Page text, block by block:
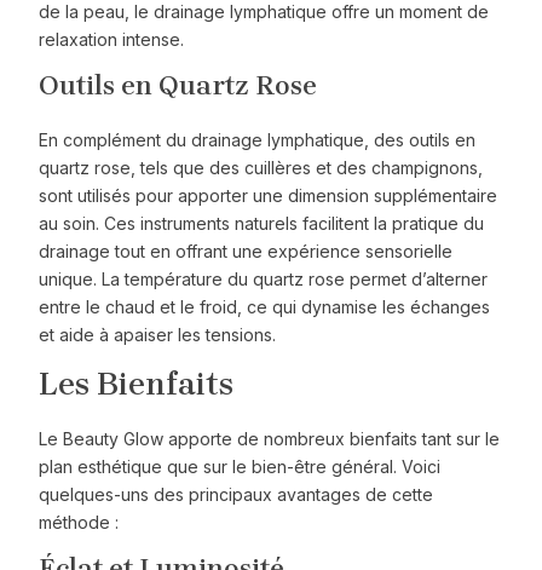
de la peau, le drainage lymphatique offre un moment de
relaxation intense.
Outils en Quartz Rose
En complément du drainage lymphatique, des outils en
quartz rose, tels que des cuillères et des champignons,
sont utilisés pour apporter une dimension supplémentaire
au soin. Ces instruments naturels facilitent la pratique du
drainage tout en offrant une expérience sensorielle
unique. La température du quartz rose permet d’alterner
entre le chaud et le froid, ce qui dynamise les échanges
et aide à apaiser les tensions.
Les Bienfaits
Le Beauty Glow apporte de nombreux bienfaits tant sur le
plan esthétique que sur le bien-être général. Voici
quelques-uns des principaux avantages de cette
méthode :